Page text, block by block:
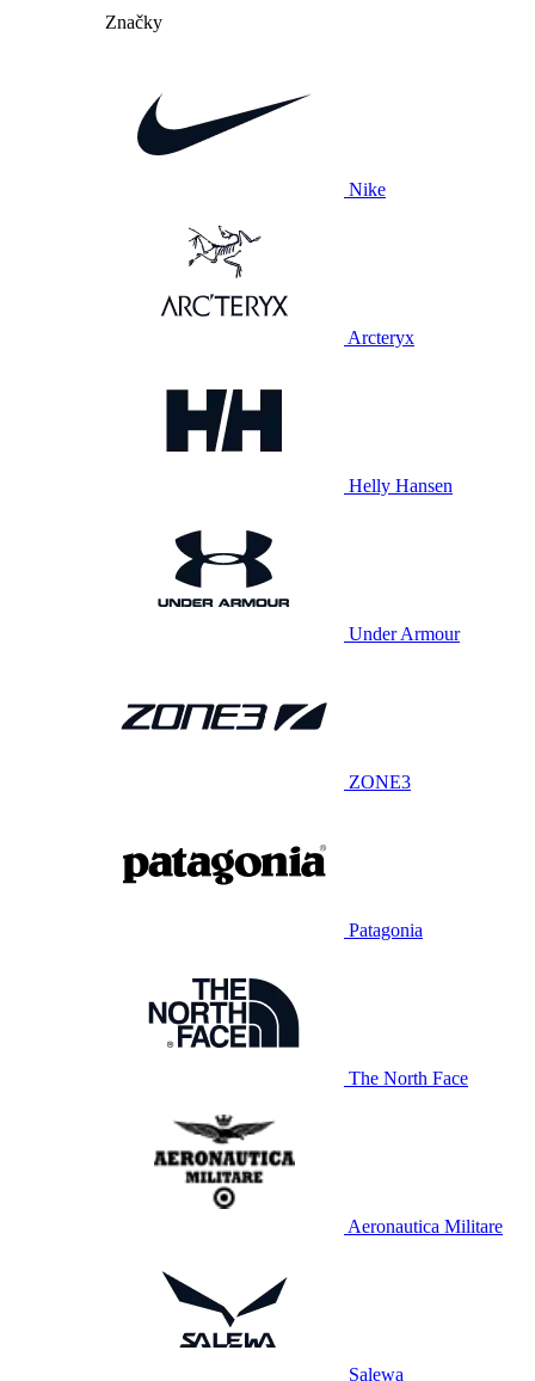
Značky
Nike
Arcteryx
Helly Hansen
Under Armour
ZONE3
Patagonia
The North Face
Aeronautica Militare
Salewa